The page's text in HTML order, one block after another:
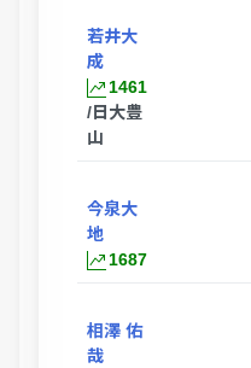
若井大
成
1461
/日大豊
山
今泉大
地
1687
相澤 佑
哉